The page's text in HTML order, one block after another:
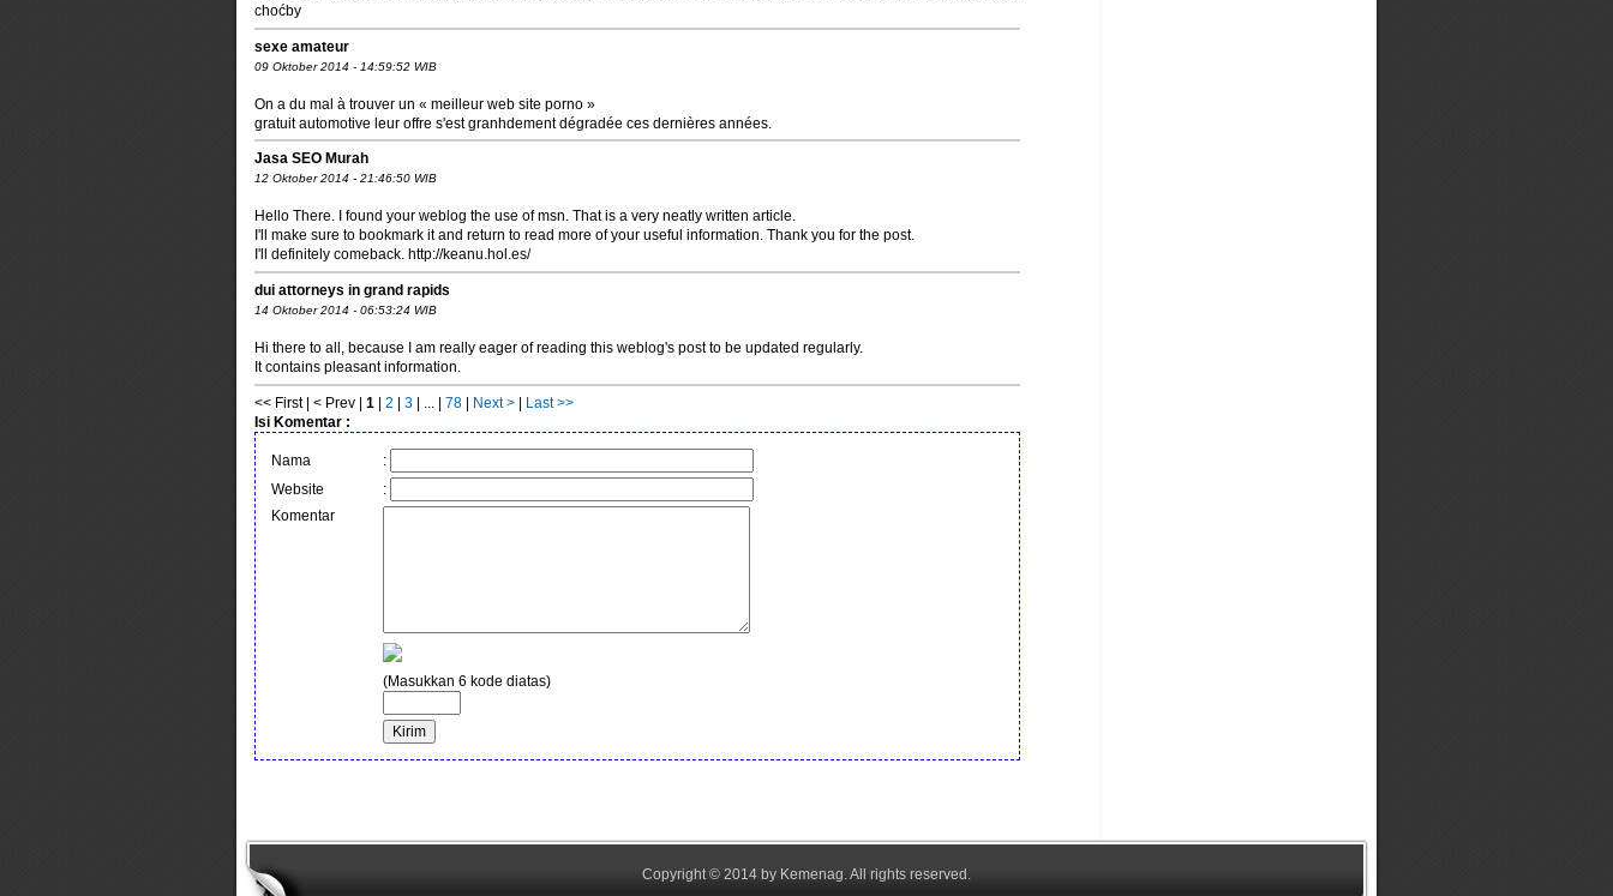
choćby
sexe amateur
09 Oktober 2014 - 14:59:52 WIB
On a du mal à trouver un « meilleur web site porno »
gratuit automotive leur offre s'est granhdement dégradée ces dernières années.
Jasa SEO Murah
12 Oktober 2014 - 21:46:50 WIB
Hello There. I found your weblog the use of msn. That is a very neatly written article.
I'll make sure to bookmark it and return to read more of your useful information. Thank you for the post.
I'll definitely comeback. http://keanu.hol.es/
dui attorneys in grand rapids
14 Oktober 2014 - 06:53:24 WIB
Hi there to all, because I am really eager of reading this weblog's post to be updated regularly.
It contains pleasant information.
<< First | < Prev | 1 | 2 | 3 | ... | 78 | Next > | Last >>
Isi Komentar :
Nama
:
Website
:
Komentar
(Masukkan 6 kode diatas)
Copyright © 2014 by Kemenag. All rights reserved.